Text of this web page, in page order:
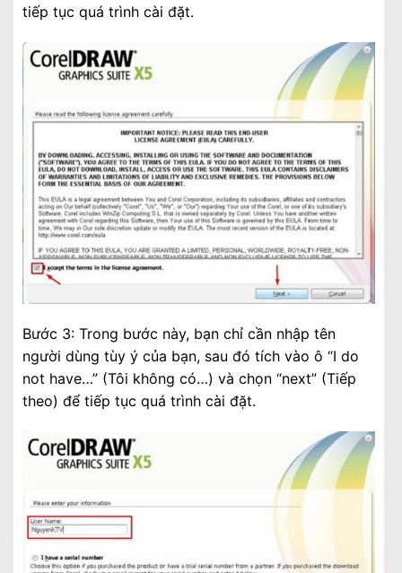
tiếp tục quá trình cài đặt.
Bước 3: Trong bước này, bạn chỉ cần nhập tên
người dùng tùy ý của bạn, sau đó tích vào ô “I do
not have…” (Tôi không có…) và chọn “next” (Tiếp
theo) để tiếp tục quá trình cài đặt.